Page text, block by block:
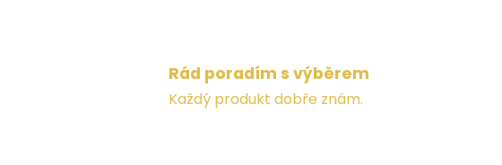
Rád poradím s výběrem
Každý produkt dobře znám.